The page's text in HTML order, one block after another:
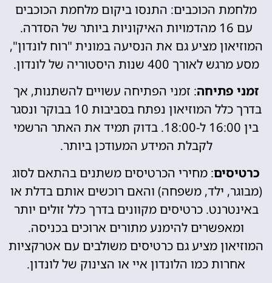
מלחמת הכוכבים: התנסו ביקום מלחמת הכוכבים
עם 16 מהדמויות האיקוניות ביותר של הסדרה.
המוזיאון מציע גם את הנסיעה במונית "רוח לונדון",
מסע מרגש לאורך 400 שנות היסטוריה של לונדון.
זמני פתיחה: זמני הפתיחה עשויים להשתנות, אך
בדרך כלל המוזיאון נפתח בסביבות 10 בבוקר ונסגר
בין 16:00 ל-18:00. בדוק תמיד את האתר הרשמי
לקבלת המידע המעודכן ביותר.
כרטיסים: מחירי הכרטיסים משתנים בהתאם לסוג
(מבוגר, ילד, משפחה) והאם רוכשים אותם בדלת או
באינטרנט. כרטיסים מקוונים בדרך כלל זולים יותר
ומאפשרים להימנע מתורים ארוכים בכניסה.
המוזיאון מציע גם כרטיסים משולבים עם אטרקציות
אחרות כמו הלונדון איי או הצינוק של לונדון.